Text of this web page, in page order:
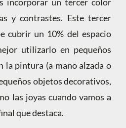
y contrastes. Este tercer
cubrir un 10% del espacio
utilizarlo en pequeños
la pintura (a mano alzada o
objetos decorativos,
las joyas cuando vamos a
que destaca.